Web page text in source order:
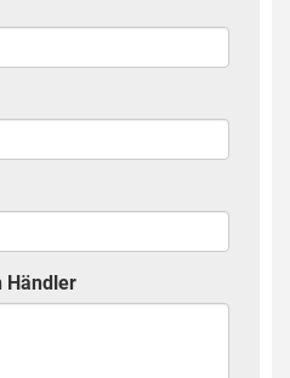
Händler